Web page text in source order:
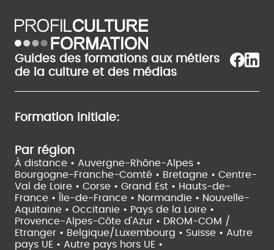
Guides des formations aux métiers
de la culture et des médias
Formation initiale:
Par région
À distance • Auvergne-Rhône-Alpes •
Bourgogne-Franche-Comté • Bretagne • Centre-
Val de Loire • Corse • Grand Est • Hauts-de-
France •
Île-de-France • Normandie • Nouvelle-
Aquitaine • Occitanie • Pays de la Loire •
Provence-Alpes-Côte d'Azur • DROM-COM /
Etranger • Belgique/Luxembourg • Suisse • Autre
pays UE • Autre pays hors UE •